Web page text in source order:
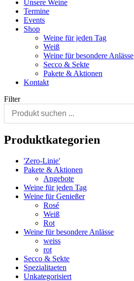
Unsere Weine
Termine
Events
Shop
Weine für jeden Tag
Weiß
Weine für besondere Anlässe
Secco & Sekte
Pakete & Aktionen
Kontakt
Filter
Produktkategorien
'Zero-Linie'
Pakete & Aktionen
Angebote
Weine für jeden Tag
Weine für Genießer
Rosé
Weiß
Rot
Weine für besondere Anlässe
weiss
rot
Secco & Sekte
Spezialitaeten
Unkategorisiert